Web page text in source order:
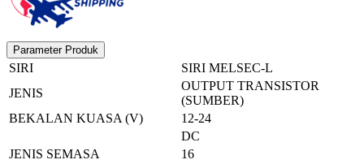
Parameter Produk
SIRI
SIRI MELSEC-L
JENIS
OUTPUT TRANSISTOR
(SUMBER)
BEKALAN KUASA (V)
12-24
JENIS SEMASA
DC
16